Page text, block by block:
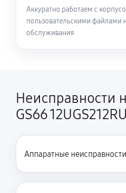
Аккуратно работаем с
пользовательскими файлами
обслуживания
Неисправности
GS66 12UGS212RU
Аппаратные неисправности